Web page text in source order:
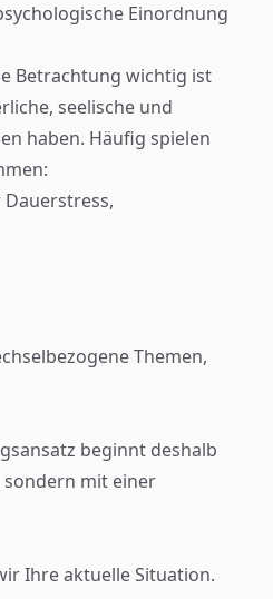
Einordnung
Betrachtung wichtig ist
seelische und
haben. Häufig spielen
Themen,
beginnt deshalb
mit einer
Ihre aktuelle Situation.